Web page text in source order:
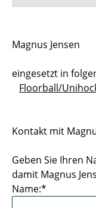
Feedback
Verletzt im
Magnus Jensen
eingesetzt in
Floorball/
Kontakt mit
Geben Sie Ihren
damit Magnus
Name:*